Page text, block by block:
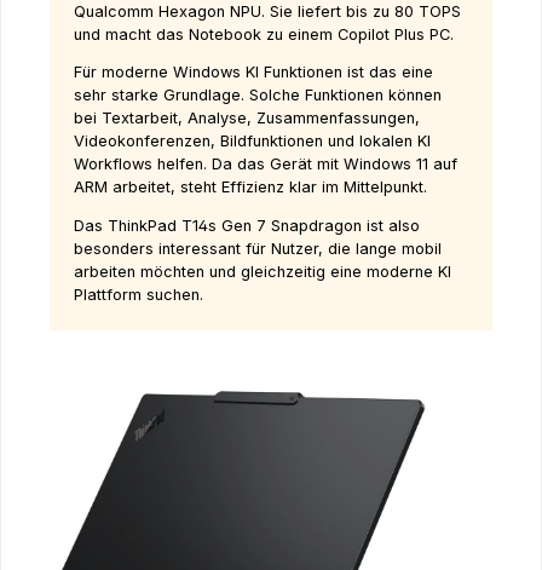
Qualcomm Hexagon NPU. Sie liefert bis zu 80 TOPS
und macht das Notebook zu einem Copilot Plus PC.
Für moderne Windows KI Funktionen ist das eine
sehr starke Grundlage. Solche Funktionen können
bei Textarbeit, Analyse, Zusammenfassungen,
Videokonferenzen, Bildfunktionen und lokalen KI
Workflows helfen. Da das Gerät mit Windows 11 auf
ARM arbeitet, steht Effizienz klar im Mittelpunkt.
Das ThinkPad T14s Gen 7 Snapdragon ist also
besonders interessant für Nutzer, die lange mobil
arbeiten möchten und gleichzeitig eine moderne KI
Plattform suchen.